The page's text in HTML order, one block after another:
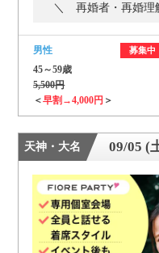
＼ 再婚者・再婚
男性 募集中
45～59歳
5,500円
＜早割→4,000円 ＞
天神・大名 09/05 (